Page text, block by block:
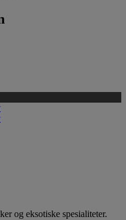
og eksotiske spesialiteter.